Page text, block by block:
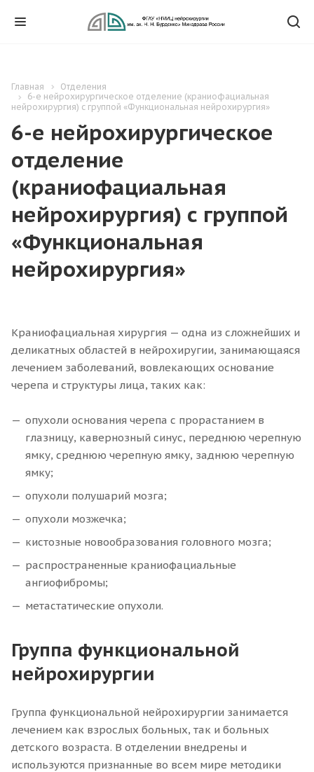
Главная
Отделения
6-е нейрохирургическое отделение (краниофациальная
нейрохирургия) с группой «Функциональная нейрохирургия»
6-е нейрохирургическое
отделение
(краниофациальная
нейрохирургия) с группой
«Функциональная
нейрохирургия»
Краниофациальная хирургия — одна из сложнейших и
деликатных областей в нейрохиругии, занимающаяся
лечением заболеваний, вовлекающих основание
черепа и структуры лица, таких как:
опухоли основания черепа с прорастанием в
глазницу, кавернозный синус, переднюю черепную
ямку, среднюю черепную ямку, заднюю черепную
ямку;
опухоли полушарий мозга;
опухоли мозжечка;
кистозные новообразования головного мозга;
распространенные краниофациальные
ангиофибромы;
метастатические опухоли.
Группа функциональной
нейрохирургии
Группа функциональной нейрохирургии занимается
лечением как взрослых больных, так и больных
детского возраста. В отделении внедрены и
используются признанные во всем мире методики